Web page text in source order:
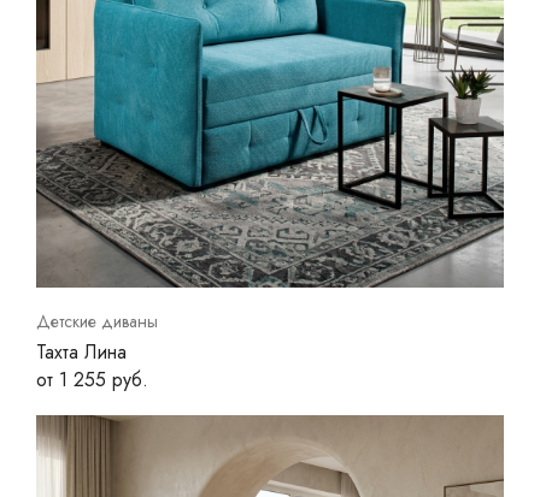
Детские диваны
Тахта Лина
от 1 255 руб.